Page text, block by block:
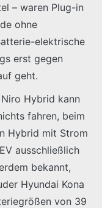
– waren Plug-in
ohne
elektrische
erst gegen
geht.
Hybrid kann
fahren, beim
Hybrid mit Strom
ausschließlich
bekannt,
Hyundai Kona
von 39